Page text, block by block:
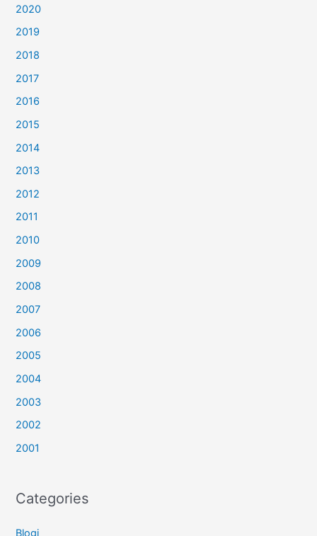
2020
2019
2018
2017
2016
2015
2014
2013
2012
2011
2010
2009
2008
2007
2006
2005
2004
2003
2002
2001
Categories
Blogi